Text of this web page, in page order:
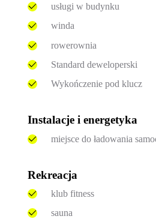
usługi w budynku
winda
rowerownia
Standard deweloperski
Wykończenie pod klucz
Instalacje i energetyka
miejsce do ładowania
Rekreacja
klub fitness
sauna